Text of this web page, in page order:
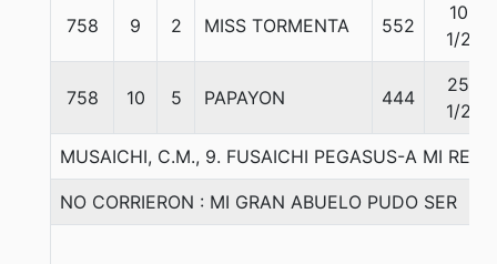
758 9 2 MISS TORMENTA 552
10
1/2
758 10 5 PAPAYON 444
25
1/2
MUSAICHI, C.M., 9. FUSAICHI PEGASUS-A MI
NO CORRIERON : MI GRAN ABUELO PUDO SER